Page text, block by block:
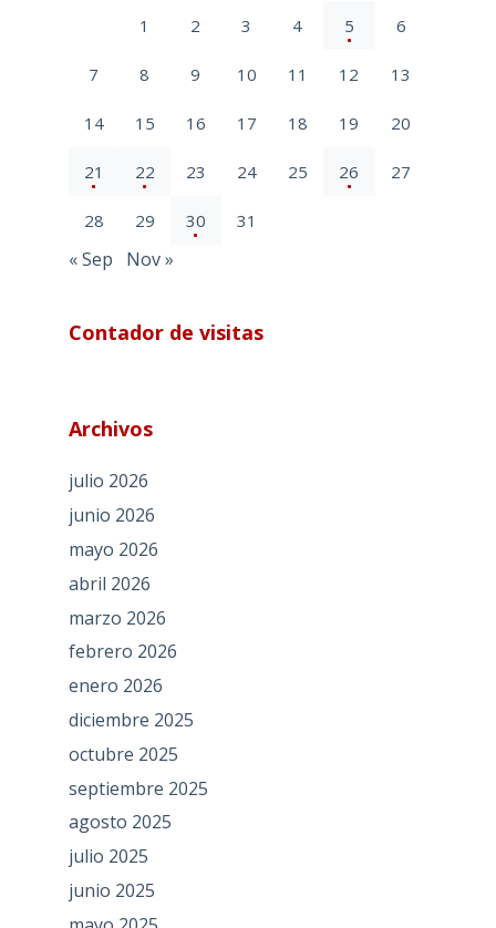
1 2 3 4 5 6
7 8 9 10 11 12 13
14 15 16 17 18 19 20
21 22 23 24 25 26 27
28 29 30 31
« Sep Nov »
Contador de visitas
Archivos
julio 2026
junio 2026
mayo 2026
abril 2026
marzo 2026
febrero 2026
enero 2026
diciembre 2025
octubre 2025
septiembre 2025
agosto 2025
julio 2025
junio 2025